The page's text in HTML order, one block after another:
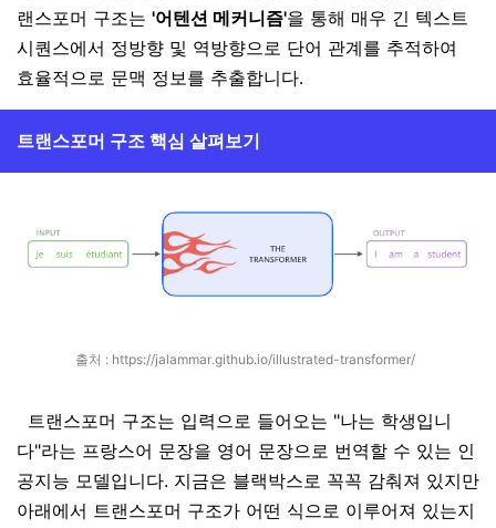
랜스포머 구조는 '어텐션 메커니즘'을 통해 매우 긴 텍스트
시퀀스에서 정방향 및 역방향으로 단어 관계를 추적하여
효율적으로 문맥 정보를 추출합니다.
트랜스포머 구조 핵심 살펴보기
출처 : https://jalammar.github.io/illustrated-transformer/
트랜스포머 구조는 입력으로 들어오는 "나는 학생입니
다"라는 프랑스어 문장을 영어 문장으로 번역할 수 있는 인
공지능 모델입니다. 지금은 블랙박스로 꼭꼭 감춰져 있지만
아래에서 트랜스포머 구조가 어떤 식으로 이루어져 있는지